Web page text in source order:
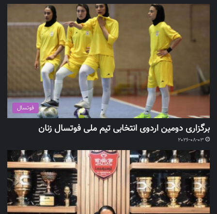
فوتسال
برگزاری دومین اردوی انتخابی تیم ملی فوتسال زنان
2026-08-03